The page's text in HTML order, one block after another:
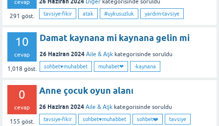
cevap
291 göst.
Diğer kategorisinde soruldu
tavsiye-fikir atak #uykusuzluk yardım-tavsiye
10
cevap
1,018 göst.
Damat kaynana mi kaynana gelin mi
26 Haziran 2024 Aile & Aşk kategorisinde soruldu
sohbet♥️muhabbet muhabet❤ -kaynana
0
cevap
155 göst.
Anne çocuk oyun alanı
26 Haziran 2024 Aile & Aşk kategorisinde soruldu
tavsiye-fikir sohbet♥️muhabbet sohbet❤️ tavsiye